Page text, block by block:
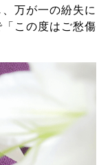
万が一の紛失に
この度はご愁傷